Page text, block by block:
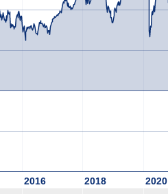
2016 2018 2020